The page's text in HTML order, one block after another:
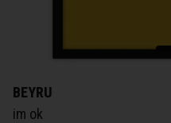
BEYRU
im ok